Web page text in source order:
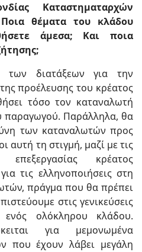
Καταστηματαρχών
θέματα του κλάδου
άμεσα; Και ποια
διατάξεων για την
προέλευσης του κρέατος
τόσο τον καταναλωτή
παραγωγού. Παράλληλα, θα
των καταναλωτών προς
αυτή τη στιγμή, μαζί με τις
επεξεργασίας κρέατος
τις ελληνοποιήσεις στη
πράγμα που θα πρέπει
στις γενικεύσεις
ολόκληρου κλάδου.
για μεμονωμένα
που έχουν λάβει μεγάλη